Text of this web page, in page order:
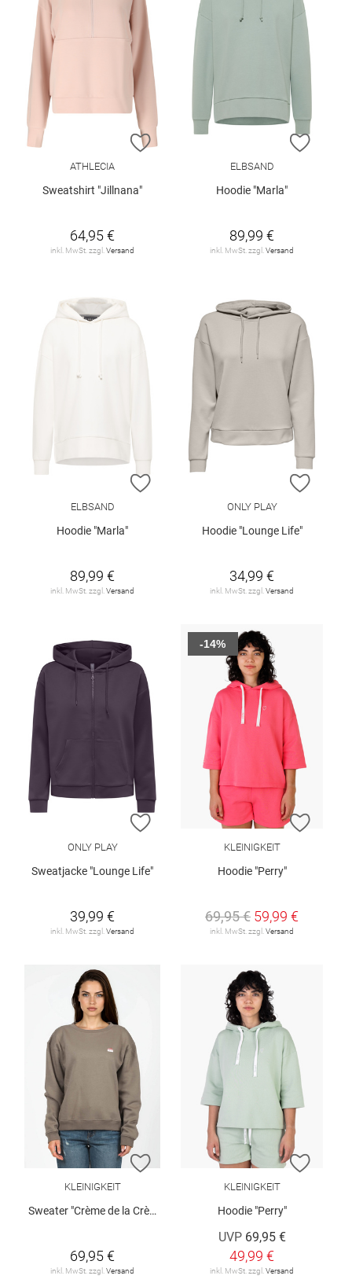
ZUR WUNSCHLISTE HINZUFÜGEN
ATHLECIA
Sweatshirt "Jillnana"
64,95 €
inkl. MwSt. zzgl. Versand
ZUR
ELBSAND
Hoodie "Marla"
89,99 €
inkl. MwSt. zzgl. Versand
ZUR WUNSCHLISTE HINZUFÜGEN
ELBSAND
Hoodie "Marla"
89,99 €
inkl. MwSt. zzgl. Versand
ZUR
ONLY PLAY
Hoodie "Lounge Life"
34,99 €
inkl. MwSt. zzgl. Versand
ZUR WUNSCHLISTE HINZUFÜGEN
ONLY PLAY
Sweatjacke "Lounge Life"
39,99 €
inkl. MwSt. zzgl. Versand
ZUR
KLEINIGKEIT
Hoodie "Perry"
69,95 € 59,99 €
inkl. MwSt. zzgl. Versand
-14%
ZUR WUNSCHLISTE HINZUFÜGEN
KLEINIGKEIT
Sweater "Crème de la Crème"
69,95 €
inkl. MwSt. zzgl.Versand
ZUR
KLEINIGKEIT
Hoodie "Perry"
UVP 69,95 €
49,99 €
inkl. MwSt. zzgl.Versand